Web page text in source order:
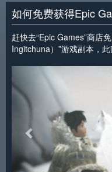
如何免费获得Epic
赶快去“Epic Games”商店
Ingitchuna）”游戏副本，此